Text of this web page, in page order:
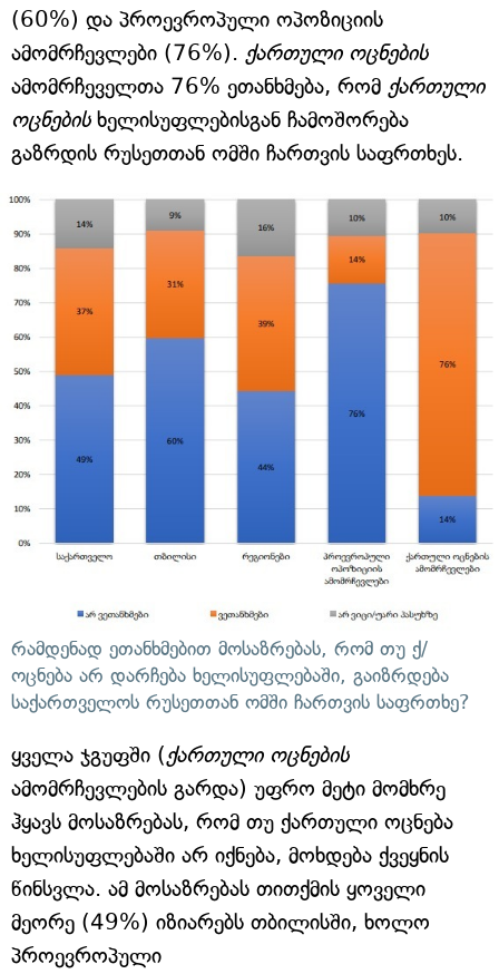
(60%) და პროევროპული ოპოზიციის
ამომრჩევლები (76%). ქართული ოცნების
ამომრჩეველთა 76% ეთანხმება, რომ ქართული
ოცნების ხელისუფლებისგან ჩამოშორება
გაზრდის რუსეთთან ომში ჩართვის საფრთხეს.
რამდენად ეთანხმებით მოსაზრებას, რომ თუ ქ/
ოცნება არ დარჩება ხელისუფლებაში, გაიზრდება
საქართველოს რუსეთთან ომში ჩართვის საფრთხე?
ყველა ჯგუფში (ქართული ოცნების
ამომრჩევლების გარდა) უფრო მეტი მომხრე
ჰყავს მოსაზრებას, რომ თუ ქართული ოცნება
ხელისუფლებაში არ იქნება, მოხდება ქვეყნის
წინსვლა. ამ მოსაზრებას თითქმის ყოველი
მეორე (49%) იზიარებს თბილისში, ხოლო
პროევროპული